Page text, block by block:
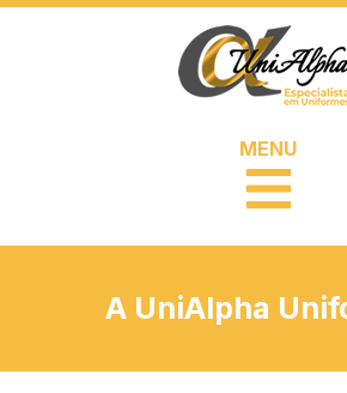
MENU
A UniAlpha